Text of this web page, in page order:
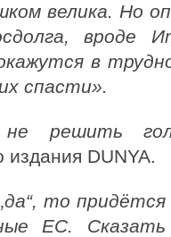
велика. Но
вроде
в
спасти».
не решить
издания DUNYA.
то
ЕС.